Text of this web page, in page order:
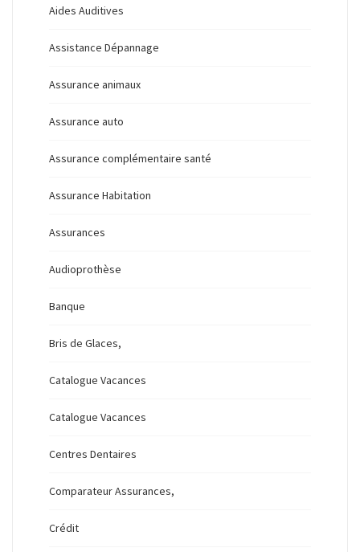
Aides Auditives
Assistance Dépannage
Assurance animaux
Assurance auto
Assurance complémentaire santé
Assurance Habitation
Assurances
Audioprothèse
Banque
Bris de Glaces,
Catalogue Vacances
Catalogue Vacances
Centres Dentaires
Comparateur Assurances,
Crédit